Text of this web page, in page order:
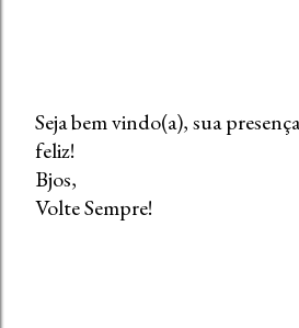
P
o
s
Seja bem vindo(a), sua
feliz!
Bjos,
Volte Sempre!